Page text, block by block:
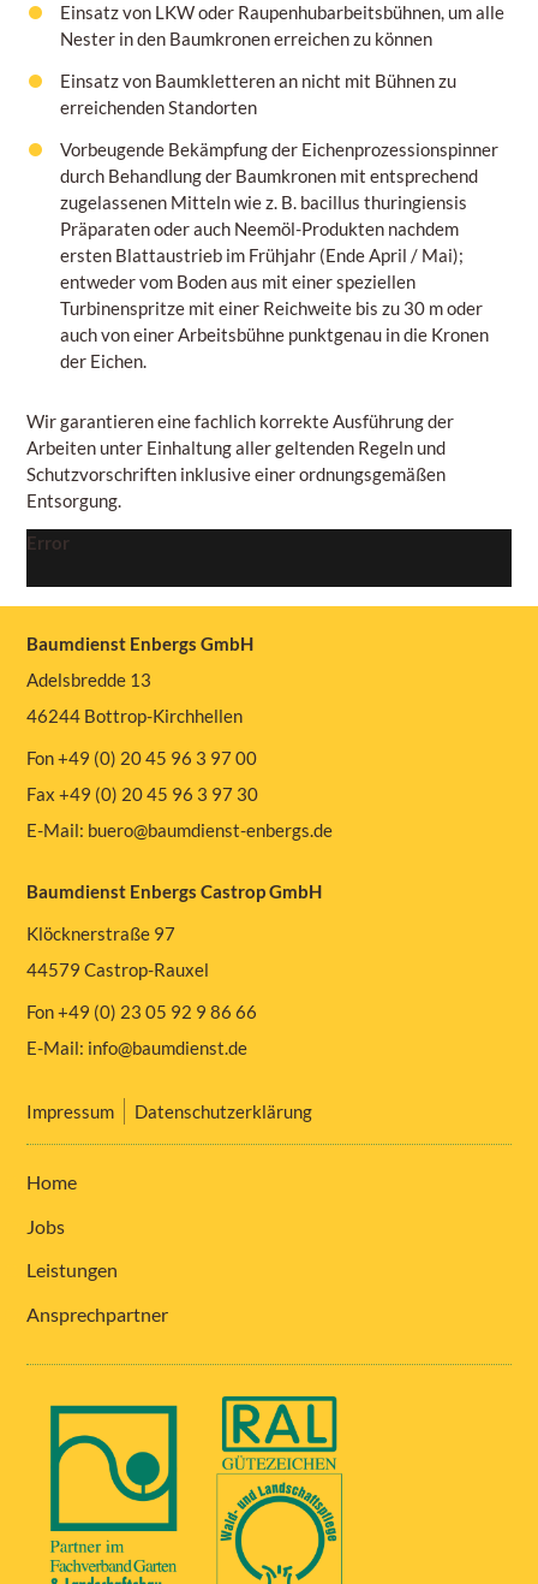
Einsatz von LKW oder Raupenhubarbeitsbühnen, um alle
Nester in den Baumkronen erreichen zu können
Einsatz von Baumkletteren an nicht mit Bühnen zu
erreichenden Standorten
Vorbeugende Bekämpfung der Eichenprozessionspinner
durch Behandlung der Baumkronen mit entsprechend
zugelassenen Mitteln wie z. B. bacillus thuringiensis
Präparaten oder auch Neemöl-Produkten nachdem
ersten Blattaustrieb im Frühjahr (Ende April / Mai);
entweder vom Boden aus mit einer speziellen
Turbinenspritze mit einer Reichweite bis zu 30 m oder
auch von einer Arbeitsbühne punktgenau in die Kronen
der Eichen.
Wir garantieren eine fachlich korrekte Ausführung der
Arbeiten unter Einhaltung aller geltenden Regeln und
Schutzvorschriften inklusive einer ordnungsgemäßen
Entsorgung.
Error
Baumdienst Enbergs GmbH
Adelsbredde 13
46244 Bottrop-Kirchhellen
Fon +49 (0) 20 45 96 3 97 00
Fax +49 (0) 20 45 96 3 97 30
E-Mail: buero@baumdienst-enbergs.de
Baumdienst Enbergs Castrop GmbH
Klöcknerstraße 97
44579 Castrop-Rauxel
Fon +49 (0) 23 05 92 9 86 66
E-Mail: info@baumdienst.de
Impressum Datenschutzerklärung
Home
Jobs
Leistungen
Ansprechpartner